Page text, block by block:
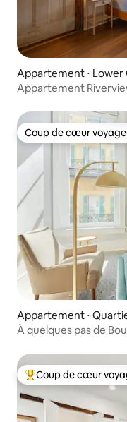
Appartement ⋅
Appartement
Coup de cœur
Coup de cœur
Appartement ⋅
À quelques pas de
Coups de cœur
Coup de cœur